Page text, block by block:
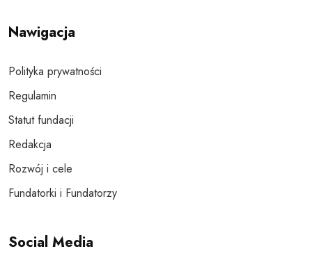
Nawigacja
Polityka prywatności
Regulamin
Statut fundacji
Redakcja
Rozwój i cele
Fundatorki i Fundatorzy
Social Media